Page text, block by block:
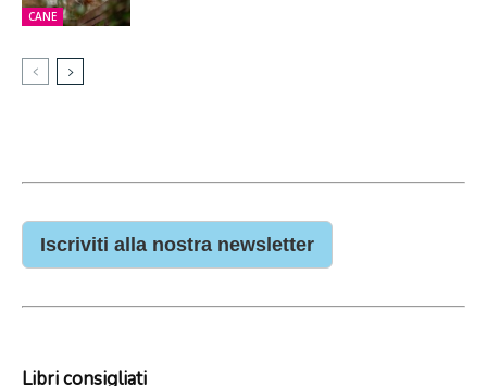
CANE
Iscriviti alla nostra newsletter
Libri consigliati